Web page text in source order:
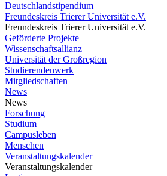
Deutschlandstipendium
Freundeskreis Trierer Universität e.V.
Freundeskreis Trierer Universität e.V.
Geförderte Projekte
Wissenschaftsallianz
Universität der Großregion
Studierendenwerk
Mitgliedschaften
News
News
Forschung
Studium
Campusleben
Menschen
Veranstaltungskalender
Veranstaltungskalender